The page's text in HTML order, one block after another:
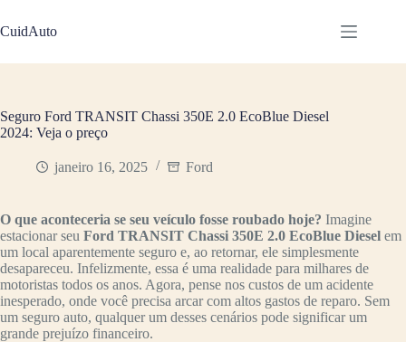
para
o
CuidAuto
Seguro Ford TRANSIT Chassi 350E 2.0 EcoBlue Diesel
2024: Veja o preço
janeiro 16, 2025 Ford
O que aconteceria se seu veículo fosse roubado hoje? Imagine
estacionar seu Ford TRANSIT Chassi 350E 2.0 EcoBlue Diesel em
um local aparentemente seguro e, ao retornar, ele simplesmente
desapareceu. Infelizmente, essa é uma realidade para milhares de
motoristas todos os anos. Agora, pense nos custos de um acidente
inesperado, onde você precisa arcar com altos gastos de reparo. Sem
um seguro auto, qualquer um desses cenários pode significar um
grande prejuízo financeiro.